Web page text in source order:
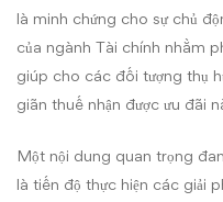
là minh chứng cho sự chủ
của ngành Tài chính nhằm
giúp cho các đối tượng thụ
giãn thuế nhận được ưu đãi
Một nội dung quan trọng
là tiến độ thực hiện các giải